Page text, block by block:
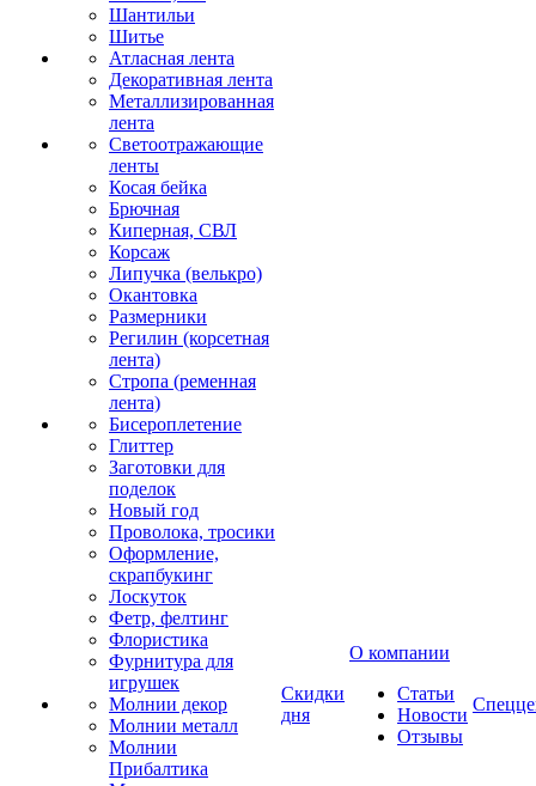
Шантильи
Шитье
Атласная лента
Декоративная лента
Металлизированная
лента
Светоотражающие
ленты
Косая бейка
Брючная
Киперная, СВЛ
Корсаж
Липучка (велькро)
Окантовка
Размерники
Регилин (корсетная
лента)
Стропа (ременная
лента)
Бисероплетение
Глиттер
Заготовки для
поделок
Новый год
Проволока, тросики
Оформление,
скрапбукинг
Лоскуток
Фетр, фелтинг
Флористика
Фурнитура для
игрушек
Молнии декор
Молнии металл
Молнии
Прибалтика
Скидки
дня
О компании
Статьи
Новости
Отзывы